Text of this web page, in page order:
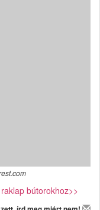
bútorokhoz>>